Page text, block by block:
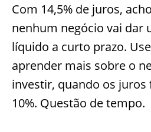
Com 14,5% de juros,
nenhum negócio vai dar
líquido a curto prazo.
aprender mais sobre o
investir, quando os
10%. Questão de tempo.